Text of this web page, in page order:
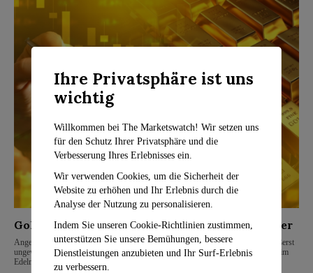
Gold wird erneut zum sicheren Hafen für Anleger
Angesichts der bevorstehenden US-Präsidentschaftswahl, deren Ausgang als äußerst
ungewiss gilt, suchen Investoren laut Börsenanalysten wieder verstärkt Zuflucht im
Edelmetall Gold. Am Dienstagmorgen stieg der
Ihre Privatsphäre ist uns
wichtig
Willkommen bei The Marketswatch! Wir setzen uns
für den Schutz Ihrer Privatsphäre und die
Verbesserung Ihres Erlebnisses ein.
Wir verwenden Cookies, um die Sicherheit der
Website zu erhöhen und Ihr Erlebnis durch die
Analyse der Nutzung zu personalisieren.
Indem Sie unseren Cookie-Richtlinien zustimmen,
unterstützen Sie unsere Bemühungen, bessere
Dienstleistungen anzubieten und Ihr Surf-Erlebnis
zu verbessern.